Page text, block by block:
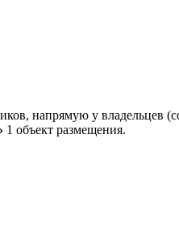
напрямую у владельцев
1 объект размещения.